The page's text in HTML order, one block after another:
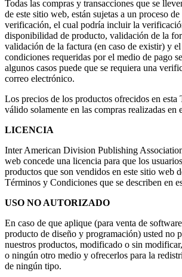
Todas las compras y transacciones que se
de este sitio web, están sujetas a un proceso
verificación, el cual podría incluir la
disponibilidad de producto, validación de la
validación de la factura (en caso de existir) y
condiciones requeridas por el medio de pago
algunos casos puede que se requiera una
correo electrónico.
Los precios de los productos ofrecidos en esta
válido solamente en las compras realizadas en
LICENCIA
Inter American Division Publishing
web concede una licencia para que los
productos que son vendidos en este sitio web
Términos y Condiciones que se describen en
USO NO AUTORIZADO
En caso de que aplique (para venta de
producto de diseño y programación) usted no
nuestros productos, modificado o sin
o ningún otro medio y ofrecerlos para la
de ningún tipo.